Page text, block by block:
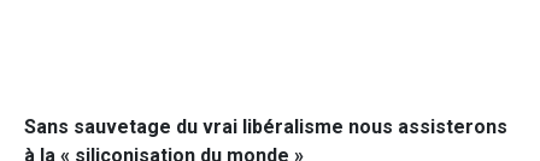
Sans sauvetage du vrai libéralisme nous assisterons
à la « siliconisation du monde »